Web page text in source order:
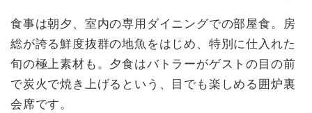
食事は朝夕、室内の専用ダイニングでの部屋食。房
総が誇る鮮度抜群の地魚をはじめ、特別に仕入れた
旬の極上素材も。夕食はバトラーがゲストの目の前
で炭火で焼き上げるという、目でも楽しめる囲炉裏
会席です。